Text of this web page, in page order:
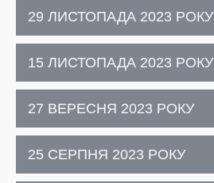
29 ЛИСТОПАДА 2023 РОКУ
15 ЛИСТОПАДА 2023 РОКУ
27 ВЕРЕСНЯ 2023 РОКУ
25 СЕРПНЯ 2023 РОКУ